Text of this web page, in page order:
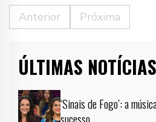
Anterior Próxima
ÚLTIMAS NOTÍCIAS
‘Sinais de Fogo’: a
sucesso